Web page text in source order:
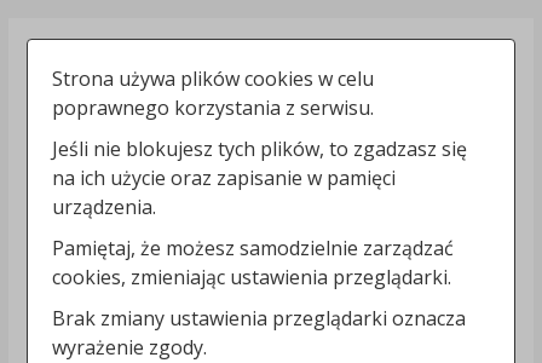
Strona używa plików cookies w celu
poprawnego korzystania z serwisu.
Jeśli nie blokujesz tych plików, to zgadzasz się
na ich użycie oraz zapisanie w pamięci
urządzenia.
Pamiętaj, że możesz samodzielnie zarządzać
cookies, zmieniając ustawienia przeglądarki.
Brak zmiany ustawienia przeglądarki oznacza
wyrażenie zgody.